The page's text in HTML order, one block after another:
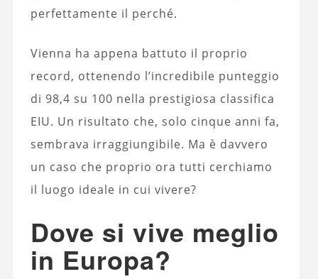
perfettamente il perché.
Vienna ha appena battuto il proprio
record, ottenendo l’incredibile punteggio
di 98,4 su 100 nella prestigiosa classifica
EIU. Un risultato che, solo cinque anni fa,
sembrava irraggiungibile. Ma è davvero
un caso che proprio ora tutti cerchiamo
il luogo ideale in cui vivere?
Dove si vive meglio
in Europa?